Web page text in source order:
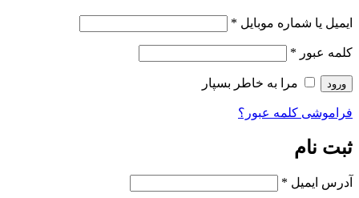
ایمیل یا شماره موبایل *
کلمه عبور *
ورود مرا به خاطر بسپار
فراموشی کلمه عبور؟
ثبت نام
آدرس ایمیل *